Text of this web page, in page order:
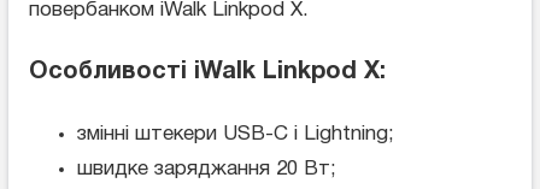
повербанком iWalk Linkpod X.
Особливості iWalk Linkpod X:
змінні штекери USB-C і Lightning;
швидке заряджання 20 Вт;